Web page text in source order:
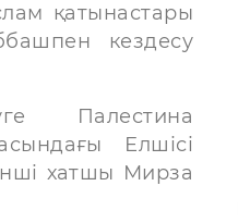
қатынастары
кездесу
Палестина
Елшісі
хатшы Мирза